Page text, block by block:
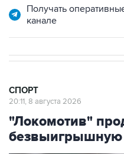
Получать
канале
СПОРТ
20:11, 8 августа 2026
"Локомотив"